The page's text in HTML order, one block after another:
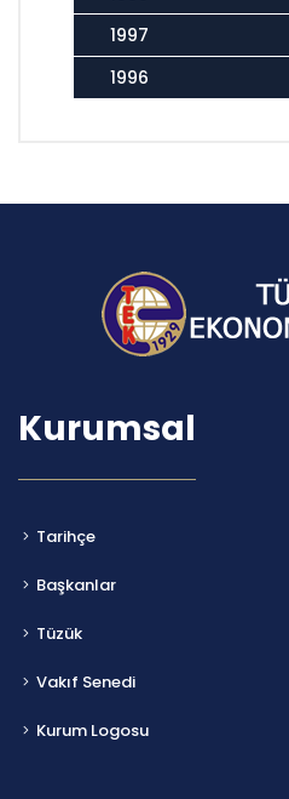
1997
1996
Kurumsal
Tarihçe
Başkanlar
Tüzük
Vakıf Senedi
Kurum Logosu